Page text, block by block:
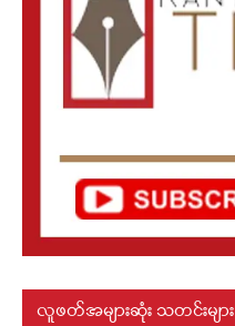
လူဖတ်အများဆုံး သတင်းများ